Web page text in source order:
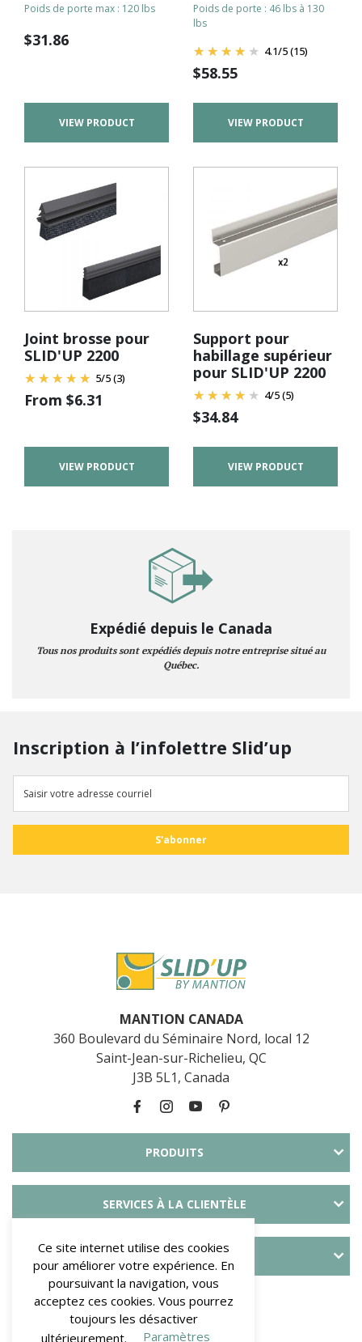
Poids de porte max : 120 lbs
$31.86
VIEW PRODUCT
Poids de porte : 46 lbs à 130
lbs
4.1/5(15)
$58.55
VIEW PRODUCT
Joint brosse pour
SLID'UP 2200
5/5(3)
From $6.31
VIEW PRODUCT
Support pour
habillage supérieur
pour SLID'UP 2200
4/5(5)
$34.84
VIEW PRODUCT
Expédié depuis le Canada
Tous nos produits sont expédiés depuis notre entreprise situé au
Québec.
Inscription à l’infolettre Slid’up
MANTION CANADA
360 Boulevard du Séminaire Nord, local 12
Saint-Jean-sur-Richelieu, QC
J3B 5L1, Canada
PRODUITS
SERVICES À LA CLIENTÈLE
À PROPOS DE SLID’UP
PAYMENT METHODS
Ce site internet utilise des cookies
pour améliorer votre expérience. En
poursuivant la navigation, vous
acceptez ces cookies. Vous pourrez
toujours les désactiver
ultérieurement.
Paramètres